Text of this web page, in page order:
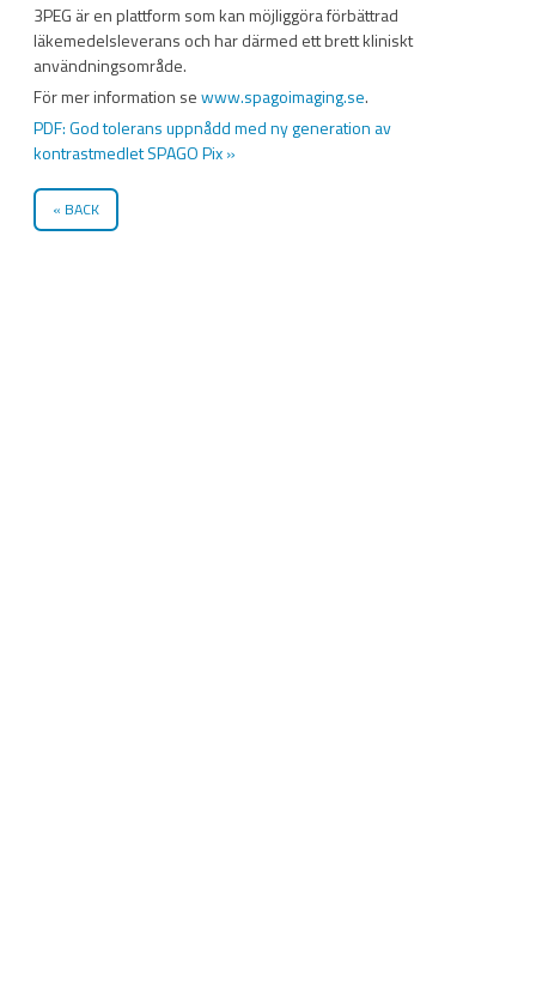
3PEG är en plattform som kan möjliggöra förbättrad
läkemedelsleverans och har därmed ett brett kliniskt
användningsområde.
För mer information sewww.spagoimaging.se.
PDF: God tolerans uppnådd med ny generation av
kontrastmedlet SPAGO Pix »
BACK